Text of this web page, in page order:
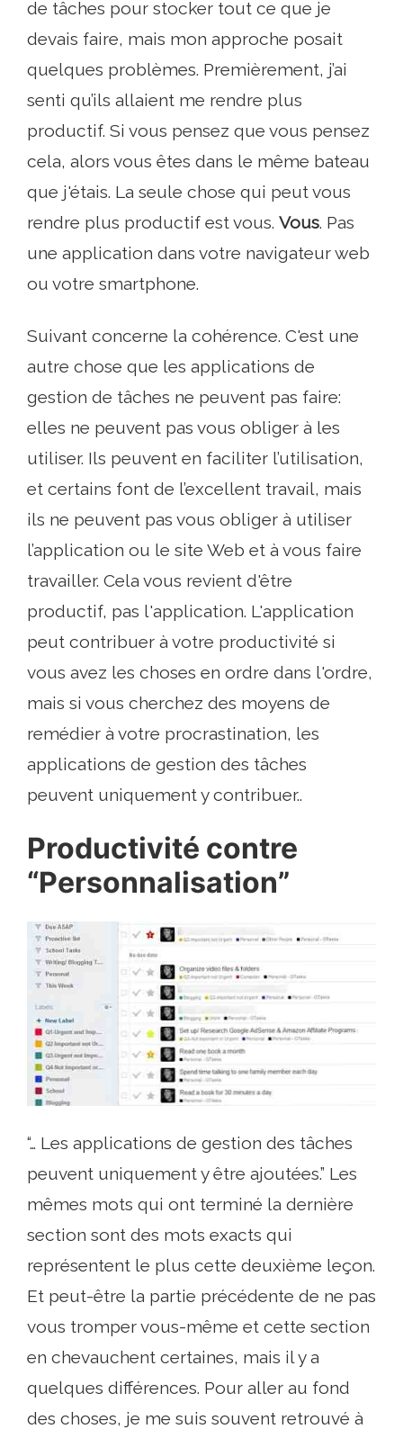
de tâches pour stocker tout ce que je
devais faire, mais mon approche posait
quelques problèmes. Premièrement, j’ai
senti qu’ils allaient me rendre plus
productif. Si vous pensez que vous pensez
cela, alors vous êtes dans le même bateau
que j'étais. La seule chose qui peut vous
rendre plus productif est vous. Vous. Pas
une application dans votre navigateur web
ou votre smartphone.
Suivant concerne la cohérence. C'est une
autre chose que les applications de
gestion de tâches ne peuvent pas faire:
elles ne peuvent pas vous obliger à les
utiliser. Ils peuvent en faciliter l’utilisation,
et certains font de l’excellent travail, mais
ils ne peuvent pas vous obliger à utiliser
l’application ou le site Web et à vous faire
travailler. Cela vous revient d'être
productif, pas l'application. L'application
peut contribuer à votre productivité si
vous avez les choses en ordre dans l'ordre,
mais si vous cherchez des moyens de
remédier à votre procrastination, les
applications de gestion des tâches
peuvent uniquement y contribuer..
Productivité contre
“Personnalisation”
“… Les applications de gestion des tâches
peuvent uniquement y être ajoutées.” Les
mêmes mots qui ont terminé la dernière
section sont des mots exacts qui
représentent le plus cette deuxième leçon.
Et peut-être la partie précédente de ne pas
vous tromper vous-même et cette section
en chevauchent certaines, mais il y a
quelques différences. Pour aller au fond
des choses, je me suis souvent retrouvé à